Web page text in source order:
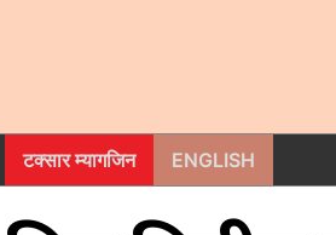
टक्सार म्यागजिन ENGLISH